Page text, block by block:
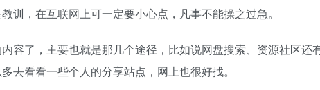
训，在互联网上可一定要小心点，凡事不能操之过急。
容了，主要也就是那几个途径，比如说网盘搜索、资源社区还
去看看一些个人的分享站点，网上也很好找。